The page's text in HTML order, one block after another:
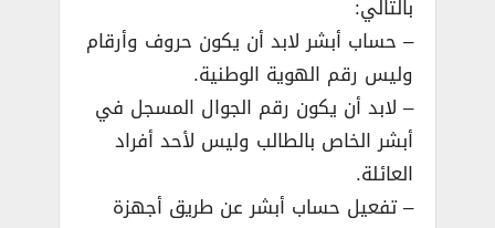
بالتالي:
– حساب أبشر لابد أن يكون حروف وأرقام
وليس رقم الهوية الوطنية.
– لابد أن يكون رقم الجوال المسجل في
أبشر الخاص بالطالب وليس لأحد أفراد
العائلة.
– تفعيل حساب أبشر عن طريق أجهزة